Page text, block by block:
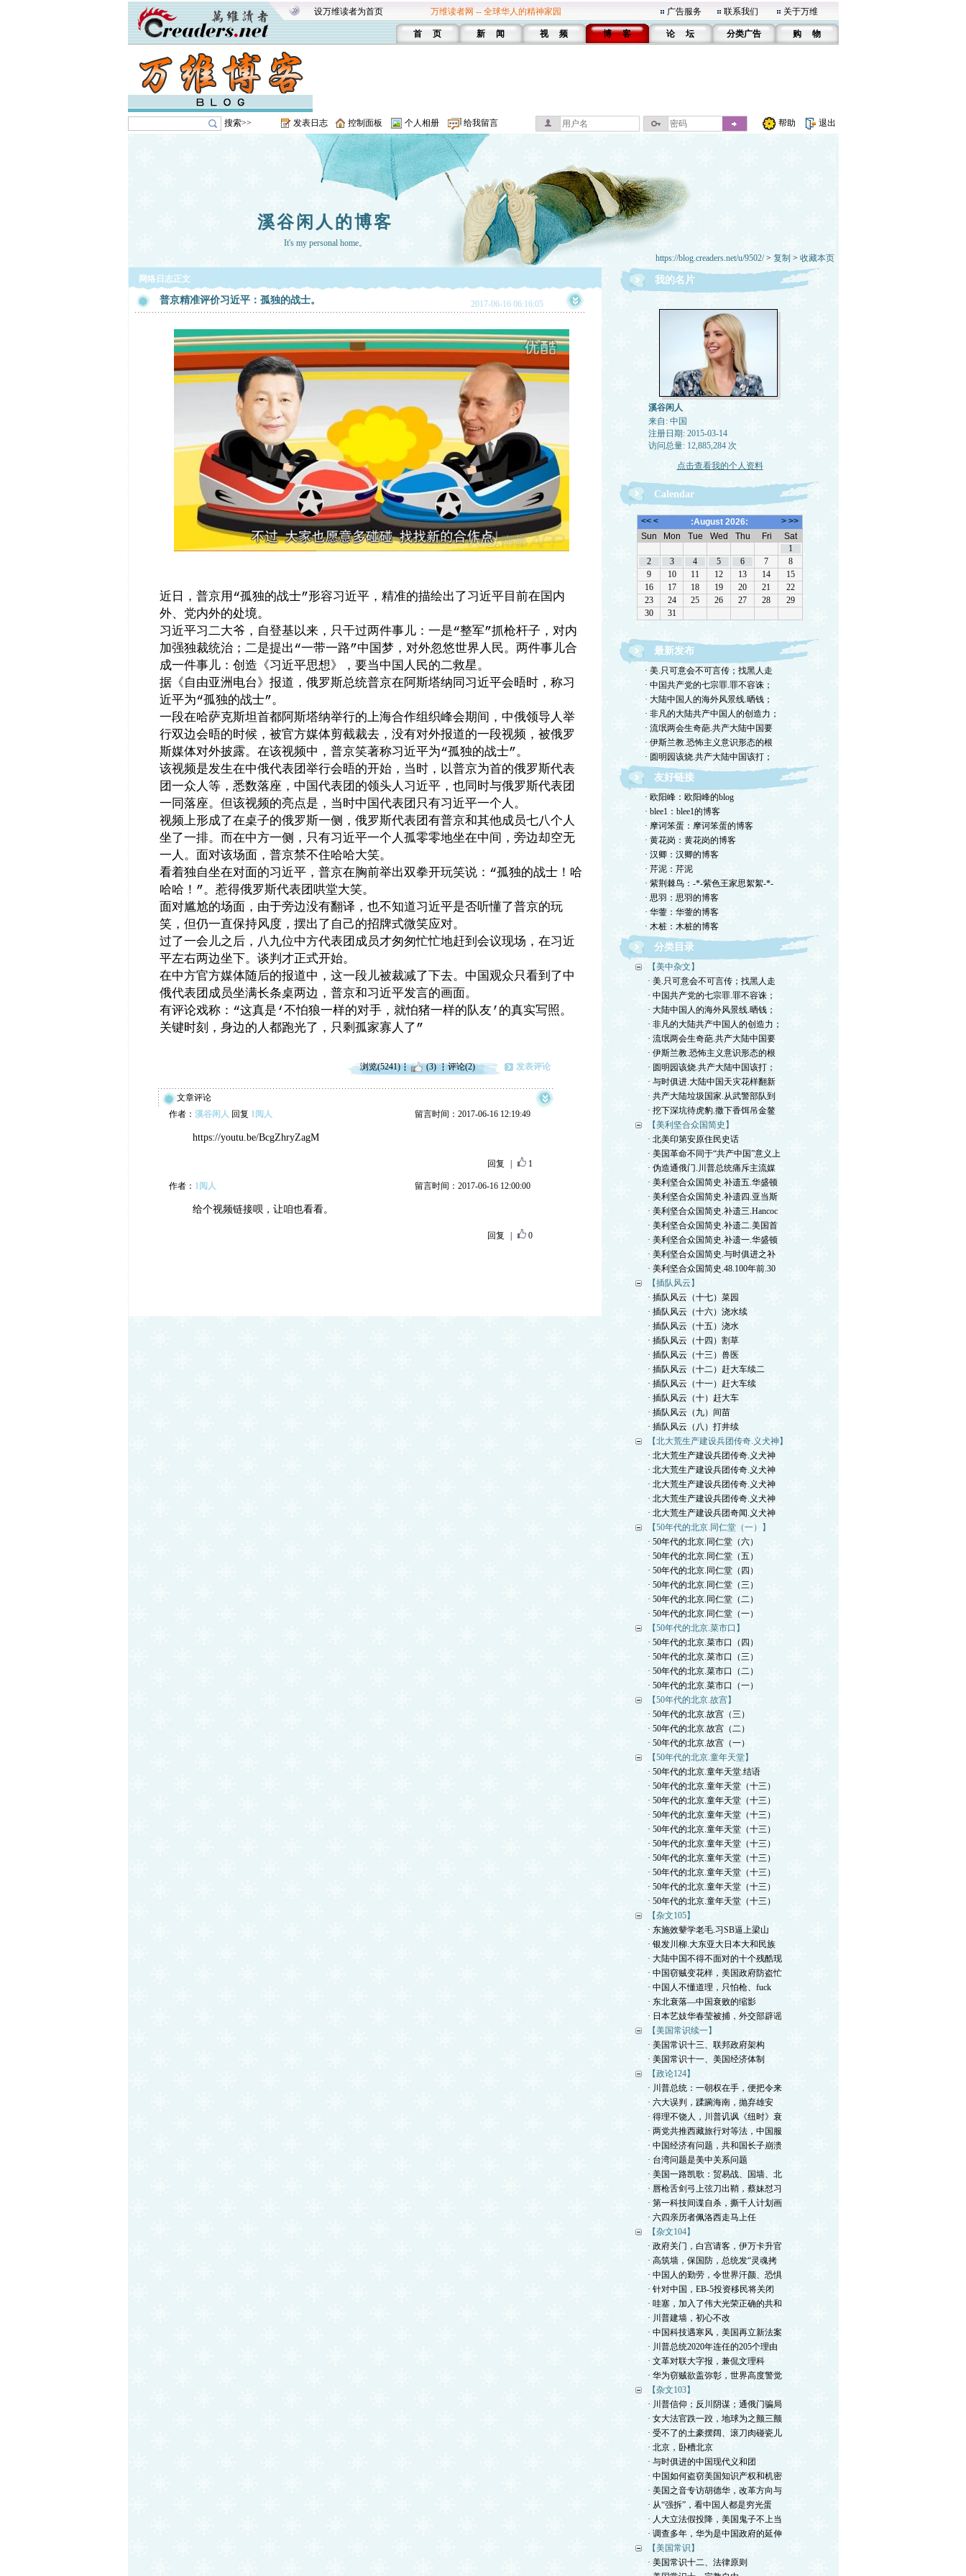
设万维读者为首页 万维读者网 -- 全球华人的精神家园 广告服务 联系我们 关于万维
首 页 新 闻 视 频 博 客 论 坛 分类广告 购 物
搜索>> 发表日志 控制面板 个人相册 给我留言 帮助 退出
溪谷闲人的博客
It's my personal home。
https://blog.creaders.net/u/9502/> 复制 > 收藏本页
网络日志正文
普京精准评价习近平：孤独的战士。 2017-06-16 06:16:05
近日，普京用 “孤独的战士”形容习近平，精准的描绘出了习近平目前在国内
外、党内外的处境。
习近平习二大爷，自登基以来，只干过两件事儿：一是“整军”抓枪杆子，对内
加强独裁统治；二是提出“一带一路”中国梦，对外忽悠世界人民。两件事儿合
成一件事儿：创造《习近平思想》，要当中国人民的二救星。
据《自由亚洲电台》报道，俄罗斯总统普京在阿斯塔纳同习近平会晤时，称习
近平为“孤独的战士”。
一段在哈萨克斯坦首都阿斯塔纳举行的上海合作组织峰会期间，中俄领导人举
行双边会晤的时候，被官方媒体剪截裁去，没有对外报道的一段视频，被俄罗
斯媒体对外披露。在该视频中，普京笑著称习近平为“孤独的战士”。
该视频是发生在中俄代表团举行会晤的开始，当时，以普京为首的俄罗斯代表
团一众人等，悉数落座，中国代表团的领头人习近平，也同时与俄罗斯代表团
一同落座。但该视频的亮点是，当时中国代表团只有习近平一个人。
视频上形成了在桌子的俄罗斯一侧，俄罗斯代表团有普京和其他成员七八个人
坐了一排。而在中方一侧，只有习近平一个人孤零零地坐在中间，旁边却空无
一人。面对该场面，普京禁不住哈哈大笑。
看着独自坐在对面的习近平，普京在胸前举出双拳开玩笑说： “孤独的战士！哈
哈哈！ ”。惹得俄罗斯代表团哄堂大笑。
面对尴尬的场面，由于旁边没有翻译，也不知道习近平是否听懂了普京的玩
笑，但仍一直保持风度，摆出了自己的招牌式微笑应对。
过了一会儿之后，八九位中方代表团成员才匆匆忙忙地赶到会议现场，在习近
平左右两边坐下。谈判才正式开始。
在中方官方媒体随后的报道中，这一段儿被裁减了下去。中国观众只看到了中
俄代表团成员坐满长条桌两边，普京和习近平发言的画面。
有评论戏称： “这真是 ‘不怕狼一样的对手，就怕猪一样的队友 ’ 的真实写照。
关键时刻，身边的人都跑光了，只剩孤家寡人了”
浏览(5241) (3) 评论(2) 发表评论
文章评论
作者： 溪谷闲人 回复 1阅人 留言时间：2017-06-16 12:19:49
https://youtu.be/BcgZhryZagM
回复 1
作者： 1阅人 留言时间：2017-06-16 12:00:00
给个视频链接呗，让咱也看看。
回复 0
我的名片
溪谷闲人
来自: 中国
注册日期: 2015-03-14
访问总量: 12,885,284 次
点击查看我的个人资料
Calendar
最新发布
· 美.只可意会不可言传；找黑人走
· 中国共产党的七宗罪.罪不容诛；
· 大陆中国人的海外风景线.晒钱；
· 非凡的大陆共产中国人的创造力；
· 流氓两会生奇葩.共产大陆中国要
· 伊斯兰教.恐怖主义意识形态的根
· 圆明园该烧.共产大陆中国该打；
友好链接
· 欧阳峰：欧阳峰的blog
· blee1：blee1的博客
· 摩诃笨蛋：摩诃笨蛋的博客
· 黄花岗：黄花岗的博客
· 汉卿：汉卿的博客
· 芹泥：芹泥
· 紫荆棘鸟：-*-紫色王家思絮絮-*-
· 思羽：思羽的博客
· 华蓥：华蓥的博客
· 木桩：木桩的博客
分类目录
【美中杂文】
· 美.只可意会不可言传；找黑人走
· 中国共产党的七宗罪.罪不容诛；
· 大陆中国人的海外风景线.晒钱；
· 非凡的大陆共产中国人的创造力；
· 流氓两会生奇葩.共产大陆中国要
· 伊斯兰教.恐怖主义意识形态的根
· 圆明园该烧.共产大陆中国该打；
· 与时俱进.大陆中国天灾花样翻新
· 共产大陆垃圾国家.从武警部队到
· 挖下深坑待虎豹.撒下香饵吊金鳌
【美利坚合众国简史】
· 北美印第安原住民史话
· 美国革命不同于“共产中国”意义上
· 伪造通俄门.川普总统痛斥主流媒
· 美利坚合众国简史.补遗五.华盛顿
· 美利坚合众国简史.补遗四.亚当斯
· 美利坚合众国简史.补遗三.Hancoc
· 美利坚合众国简史.补遗二.美国首
· 美利坚合众国简史.补遗一.华盛顿
· 美利坚合众国简史.与时俱进之补
· 美利坚合众国简史.48.100年前.30
【插队风云】
· 插队风云（十七）菜园
· 插队风云（十六）浇水续
· 插队风云（十五）浇水
· 插队风云（十四）割草
· 插队风云（十三）兽医
· 插队风云（十二）赶大车续二
· 插队风云（十一）赶大车续
· 插队风云（十）赶大车
· 插队风云（九）间苗
· 插队风云（八）打井续
【北大荒生产建设兵团传奇.义犬神】
· 北大荒生产建设兵团传奇.义犬神
· 北大荒生产建设兵团传奇.义犬神
· 北大荒生产建设兵团传奇.义犬神
· 北大荒生产建设兵团传奇.义犬神
· 北大荒生产建设兵团奇闻.义犬神
【50年代的北京.同仁堂（一）】
· 50年代的北京.同仁堂（六）
· 50年代的北京.同仁堂（五）
· 50年代的北京.同仁堂（四）
· 50年代的北京.同仁堂（三）
· 50年代的北京.同仁堂（二）
· 50年代的北京.同仁堂（一）
【50年代的北京.菜市口】
· 50年代的北京.菜市口（四）
· 50年代的北京.菜市口（三）
· 50年代的北京.菜市口（二）
· 50年代的北京.菜市口（一）
【50年代的北京.故宫】
· 50年代的北京.故宫（三）
· 50年代的北京.故宫（二）
· 50年代的北京.故宫（一）
【50年代的北京.童年天堂】
· 50年代的北京.童年天堂.结语
· 50年代的北京.童年天堂（十三）
· 50年代的北京.童年天堂（十三）
· 50年代的北京.童年天堂（十三）
· 50年代的北京.童年天堂（十三）
· 50年代的北京.童年天堂（十三）
· 50年代的北京.童年天堂（十三）
· 50年代的北京.童年天堂（十三）
· 50年代的北京.童年天堂（十三）
· 50年代的北京.童年天堂（十三）
【杂文105】
· 东施效颦学老毛.习SB逼上梁山
· 银发川柳.大东亚大日本大和民族
· 大陆中国不得不面对的十个残酷现
· 中国窃贼变花样，美国政府防盗忙
· 中国人不懂道理，只怕枪、fuck
· 东北衰落—中国衰败的缩影
· 日本艺妓华春莹被捕，外交部辟谣
【美国常识续一】
· 美国常识十三、联邦政府架构
· 美国常识十一、美国经济体制
【政论124】
· 川普总统：一朝权在手，便把令来
· 六大误判，蹂躏海南，抛弃雄安
· 得理不饶人，川普讥讽《纽时》衰
· 两党共推西藏旅行对等法，中国服
· 中国经济有问题，共和国长子崩溃
· 台湾问题是美中关系问题
· 美国一路凯歌：贸易战、国墙、北
· 唇枪舌剑弓上弦刀出鞘，蔡妹怼习
· 第一科技间谍自杀，撕千人计划画
· 六四亲历者佩洛西走马上任
【杂文104】
· 政府关门，白宫请客，伊万卡升官
· 高筑墙，保国防，总统发“灵魂拷
· 中国人的勤劳，令世界汗颜、恐惧
· 针对中国，EB-5投资移民将关闭
· 哇塞，加入了伟大光荣正确的共和
· 川普建墙，初心不改
· 中国科技遇寒风，美国再立新法案
· 川普总统2020年连任的205个理由
· 文革对联大字报，兼侃文理科
· 华为窃贼欲盖弥彰，世界高度警觉
【杂文103】
· 川普信仰；反川阴谋；通俄门骗局
· 女大法官跌一跤，地球为之颤三颤
· 受不了的土豪摆阔、滚刀肉碰瓷儿
· 北京，卧槽北京
· 与时俱进的中国现代义和团
· 中国如何盗窃美国知识产权和机密
· 美国之音专访胡德华，改革方向与
· 从“强拆”，看中国人都是穷光蛋
· 人大立法假投降，美国鬼子不上当
· 调查多年，华为是中国政府的延伸
【美国常识】
· 美国常识十二、法律原则